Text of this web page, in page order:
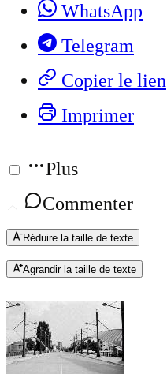
WhatsApp
Telegram
Copier le lien
Imprimer
Plus
Commenter
Réduire la taille de texte
Agrandir la taille de texte